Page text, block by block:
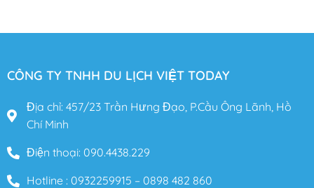
CÔNG TY TNHH DU LỊCH VIỆT TODAY
Địa chỉ: 457/23 Trần Hưng Đạo, P.Cầu Ông Lãnh, Hồ
Chí Minh
Điện thoại: 090.4438.229
Hotline : 0932259915 – 0898 482 860